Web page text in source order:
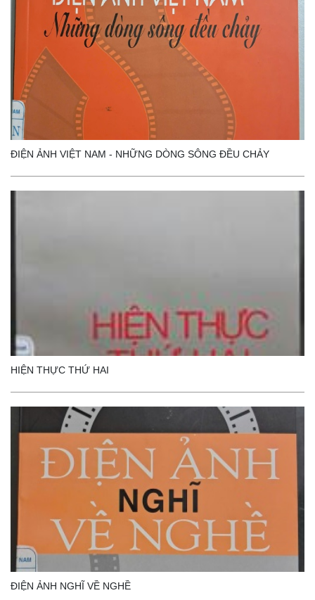
ĐIỆN ẢNH VIỆT NAM - NHỮNG DÒNG SÔNG ĐỀU CHẢY
HIỆN THỰC THỨ HAI
ĐIỆN ẢNH NGHĨ VỀ NGHỀ